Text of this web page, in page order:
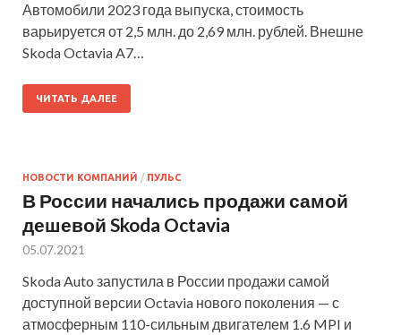
Автомобили 2023 года выпуска, стоимость
варьируется от 2,5 млн. до 2,69 млн. рублей. Внешне
Skoda Octavia A7…
ЧИТАТЬ ДАЛЕЕ
НОВОСТИ КОМПАНИЙ / ПУЛЬС
В России начались продажи самой
дешевой Skoda Octavia
05.07.2021
Skoda Auto запустила в России продажи самой
доступной версии Octavia нового поколения — с
атмосферным 110-сильным двигателем 1.6 MPI и